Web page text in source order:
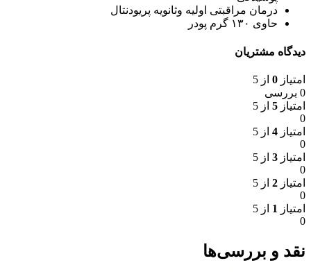
درمان مراقبتی اولیه وثانویه پریودنتال
حاوی ۱۳۰ گرم پودر
دیدگاه مشتریان
امتیاز 0 از 5
0 بررسی
امتیاز 5 از 5
0
امتیاز 4 از 5
0
امتیاز 3 از 5
0
امتیاز 2 از 5
0
امتیاز 1 از 5
0
نقد و بررسی‌ها